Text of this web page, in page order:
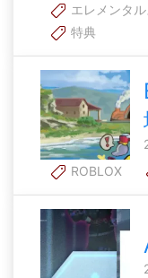
エレメンタ
特典
ROBLOX